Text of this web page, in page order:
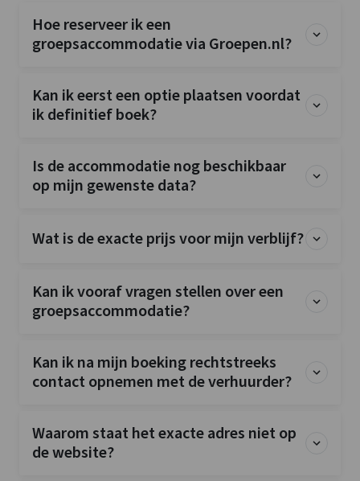
Hoe reserveer ik een
groepsaccommodatie via Groepen.nl?
Kan ik eerst een optie plaatsen voordat
ik definitief boek?
Is de accommodatie nog beschikbaar
op mijn gewenste data?
Wat is de exacte prijs voor mijn verblijf?
Kan ik vooraf vragen stellen over een
groepsaccommodatie?
Kan ik na mijn boeking rechtstreeks
contact opnemen met de verhuurder?
Waarom staat het exacte adres niet op
de website?